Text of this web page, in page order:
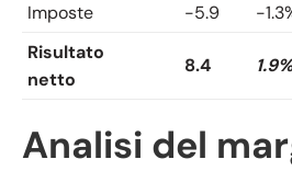
Imposte -5.9 -
Risultato
netto
8.4 1.9%
Analisi del